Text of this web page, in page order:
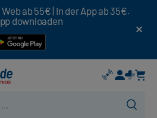
ab 55€ | In der App ab 35€.
downloaden